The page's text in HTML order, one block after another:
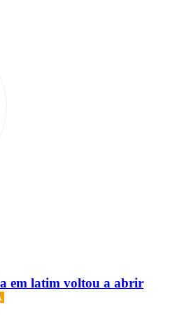
em latim voltou a abrir